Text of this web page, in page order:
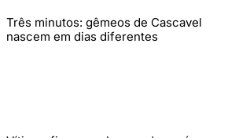
Três minutos: gêmeos de Cascavel
nascem em dias diferentes